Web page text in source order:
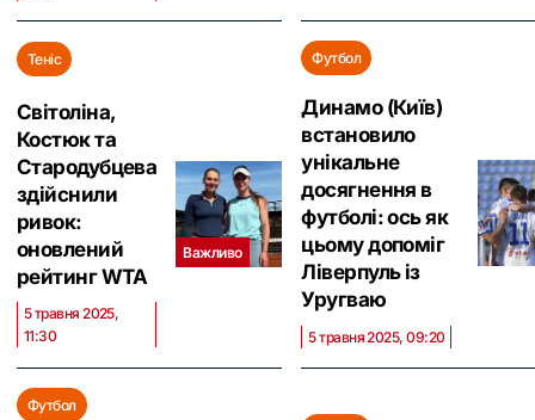
Важливо
Теніс
Світоліна,
Костюк та
Стародубцева
здійснили
ривок:
оновлений
рейтинг WTA
5 травня 2025,
11:30
Футбол
Динамо (Київ)
встановило
унікальне
досягнення в
футболі: ось як
цьому допоміг
Ліверпуль із
Уругваю
5 травня 2025, 09:20
Футбол